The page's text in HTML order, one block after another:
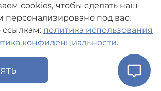
форму обратной связи.
сайте приведены как справочная
являются публичной офертой. Могут
любое время без предупреждения.
Корзина Профиль
cookies, чтобы сделать наш
персонализировано под вас.
политика использования
конфиденциальности.